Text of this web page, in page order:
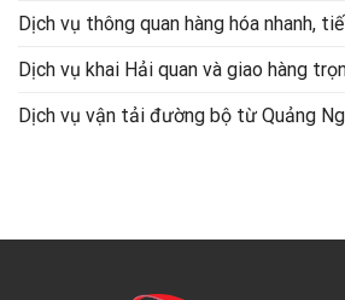
Dịch vụ thông quan hàng hóa nhanh,
Dịch vụ khai Hải quan và giao hàng
Dịch vụ vận tải đường bộ từ Quảng